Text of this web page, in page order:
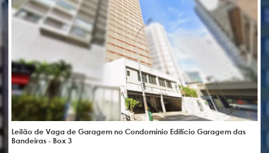
Leilão de Vaga de Garagem no Condomínio Edifício Garagem das
Bandeiras - Box 3